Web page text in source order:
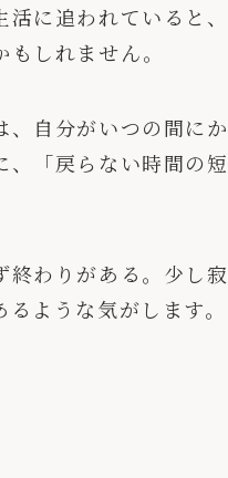
に追われていると、
しれません。
自分がいつの間にか
「戻らない時間の短
わりがある。少し寂
ような気がします。